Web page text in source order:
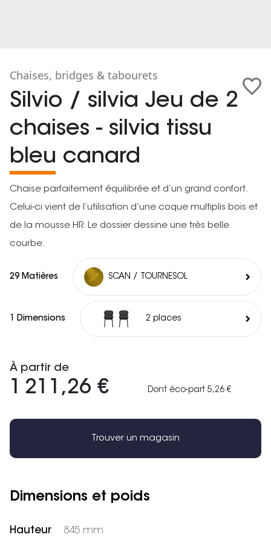
Chaises, bridges & tabourets
Silvio / silvia Jeu de 2
chaises - silvia tissu
bleu canard
Chaise parfaitement équilibrée et d’un grand confort.
Celui-ci vient de l’utilisation d’une coque multiplis bois et
de la mousse HR. Le dossier dessine une très belle
courbe.
29 Matières SCAN / TOURNESOL
1 Dimensions 2 places
À partir de
1 211,26 € Dont éco-part 5,26 €
Trouver un magasin
Dimensions et poids
Hauteur 845 mm